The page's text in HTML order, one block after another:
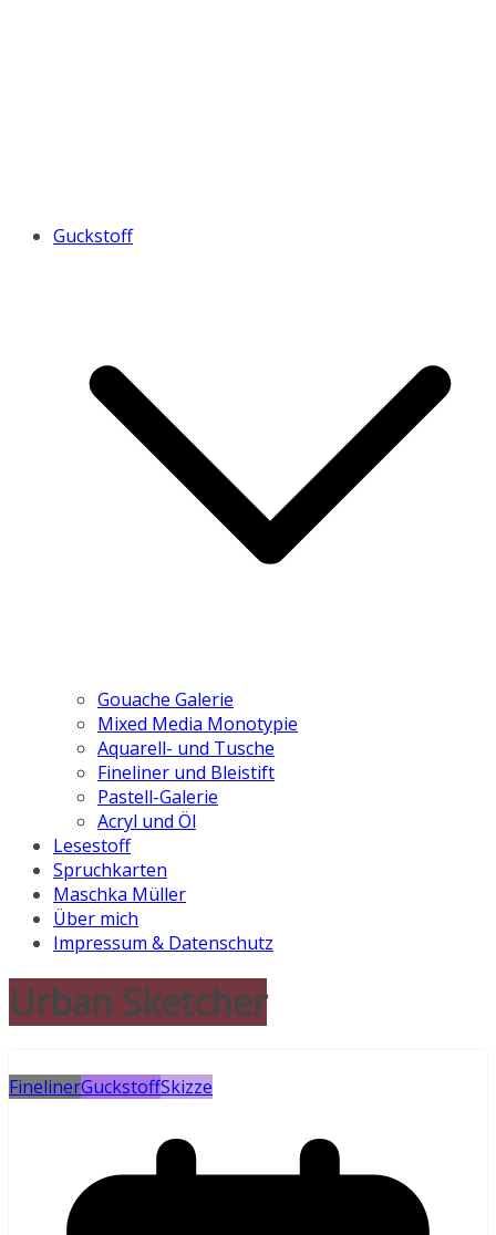
Guckstoff
Gouache Galerie
Mixed Media Monotypie
Aquarell- und Tusche
Fineliner und Bleistift
Pastell-Galerie
Acryl und Öl
Lesestoff
Spruchkarten
Maschka Müller
Über mich
Impressum & Datenschutz
Urban Sketcher
FinelinerGuckstoffSkizze